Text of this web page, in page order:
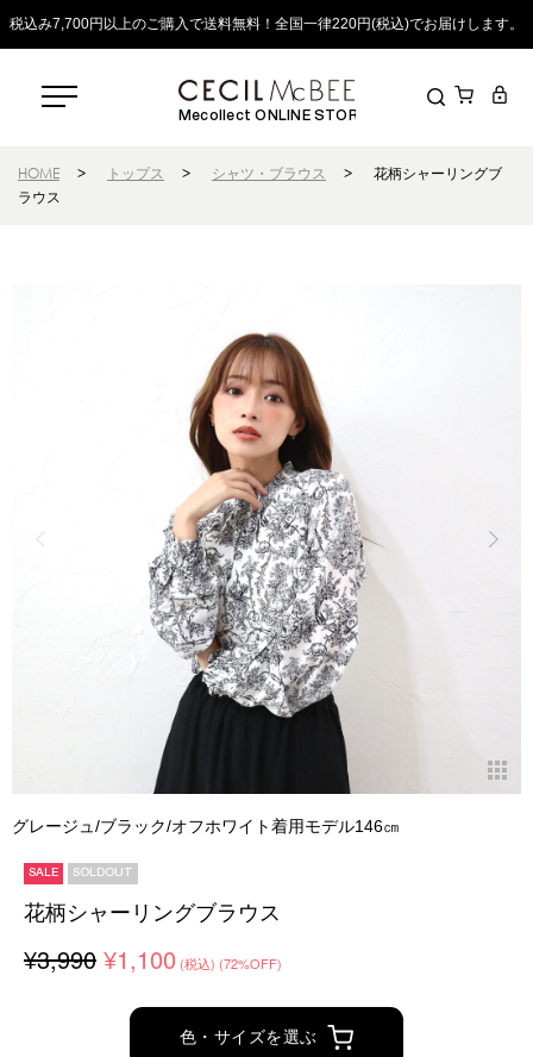
税込み7,700円以上のご購入で送料無料！全国一律220円(税込)でお届けします。
Mecollect ONLINE STORE
HOME > トップス > シャツ・ブラウス >
花柄シャーリングブ
ラウス
グレージュ/ブラック/オフホワイト着用モデル146㎝
SALE SOLDOUT
花柄シャーリングブラウス
¥3,990 ¥1,100 (税込) (72%OFF)
色・サイズを選ぶ